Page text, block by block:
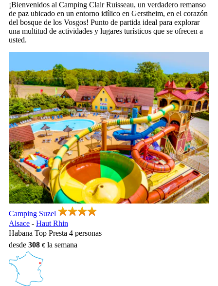
¡Bienvenidos al Camping Clair Ruisseau, un verdadero remanso
de paz ubicado en un entorno idílico en Gerstheim, en el corazón
del bosque de los Vosgos! Punto de partida ideal para explorar
una multitud de actividades y lugares turísticos que se ofrecen a
usted.
Camping Suzel, Camping Alsace
Camping Suzel
Alsace - Haut Rhin
Habana Top Presta 4 personas
desde 308 la semana